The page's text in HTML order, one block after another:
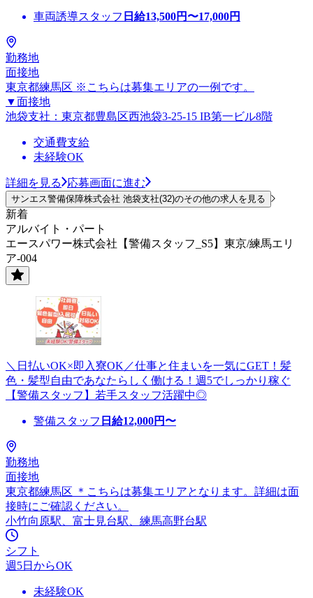
車両誘導スタッフ 日給13,500円〜17,000円
勤務地
面接地
東京都練馬区 ※こちらは募集エリアの一例です。
▼面接地
池袋支社：東京都豊島区西池袋3-25-15 IB第一ビル8階
交通費支給
未経験OK
詳細を見る 応募画面に進む
サンエス警備保障株式会社 池袋支社(32)のその他の求人を見る
新着
アルバイト・パート
エースパワー株式会社【警備スタッフ_S5】東京/練馬エリ
ア-004
＼日払いOK×即入寮OK／仕事と住まいを一気にGET！髪
色・髪型自由であなたらしく働ける！週5でしっかり稼ぐ
【警備スタッフ】若手スタッフ活躍中◎
警備スタッフ 日給12,000円〜
勤務地
面接地
東京都練馬区 ＊こちらは募集エリアとなります。詳細は面
接時にご確認ください。
小竹向原駅、富士見台駅、練馬高野台駅
シフト
週5日からOK
未経験OK